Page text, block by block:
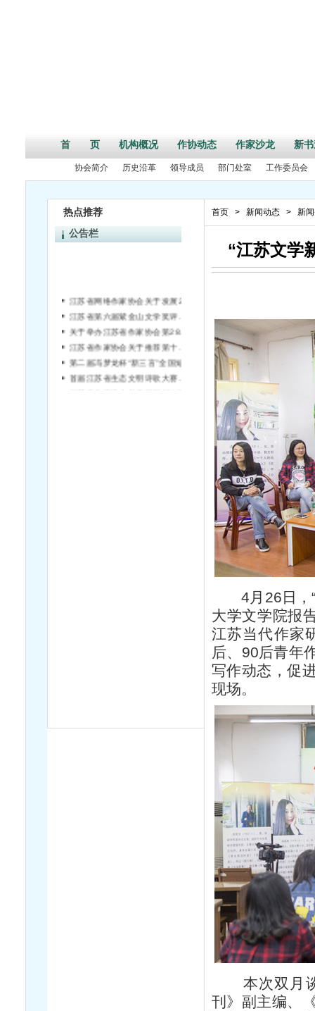
首 页 机构概况 作协动态 作家沙龙 新
协会简介 历史沿革 领导成员 部门处室 工作委员会
热点推荐
公告栏
首页 > 新闻动态 > 新
“江苏文学
4月26日，
大学文学院报
江苏当代作家
后、90后青年
写作动态，促
现场。
本次双月
刊》副主编、